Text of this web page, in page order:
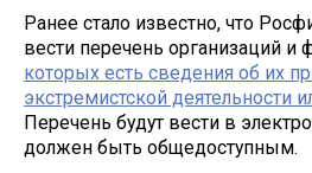
Ранее стало известно, что
вести перечень организаций и
которых есть сведения об их
экстремистской деятельности
Перечень будут вести в
должен быть общедоступным.